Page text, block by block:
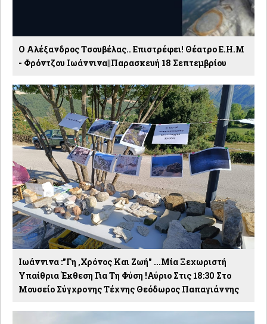
Ο Αλέξανδρος Tσουβέλας.. Επιστρέφει! Θέατρο Ε.Η.Μ
- Φρόντζου Ιωάννινα||Παρασκευή 18 Σεπτεμβρίου
Ιωάννινα :"Γη ,χρόνος Και Ζωή" ...Μία Ξεχωριστή
Υπαίθρια Έκθεση Για Τη Φύση !Αύριο Στις 18:30 Στο
Μουσείο Σύγχρονης Τέχνης Θεόδωρος Παπαγιάννης